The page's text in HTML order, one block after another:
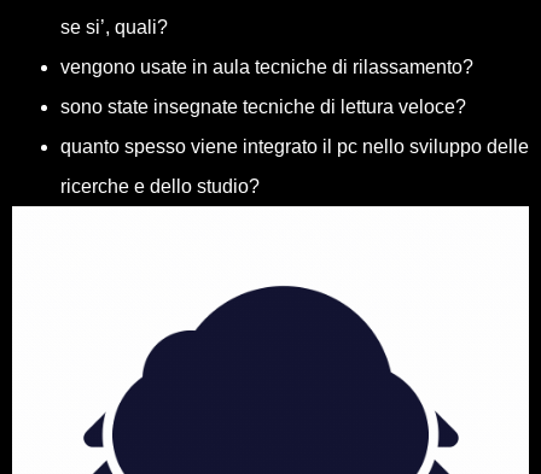
se si’, quali?
vengono usate in aula tecniche di rilassamento?
sono state insegnate tecniche di lettura veloce?
quanto spesso viene integrato il pc nello sviluppo delle
ricerche e dello studio?